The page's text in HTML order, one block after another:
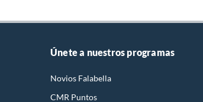
Únete a nuestros programas
Novios Falabella
CMR Puntos